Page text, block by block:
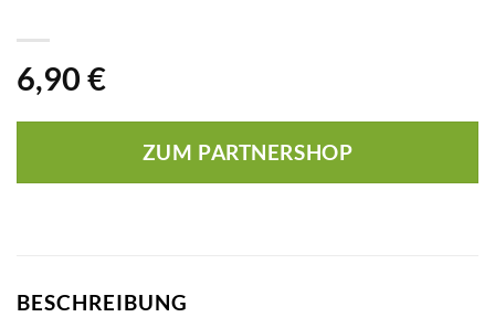
6,90 €
ZUM PARTNERSHOP
BESCHREIBUNG